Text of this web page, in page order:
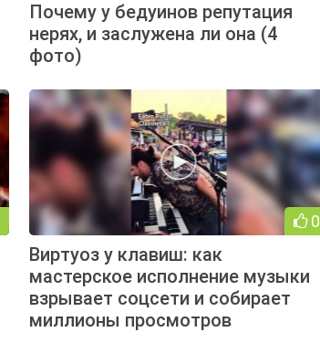
Почему у бедуинов репутация
нерях, и заслужена ли она (4
фото)
0
Виртуоз у клавиш: как
мастерское исполнение музыки
взрывает соцсети и собирает
миллионы просмотров